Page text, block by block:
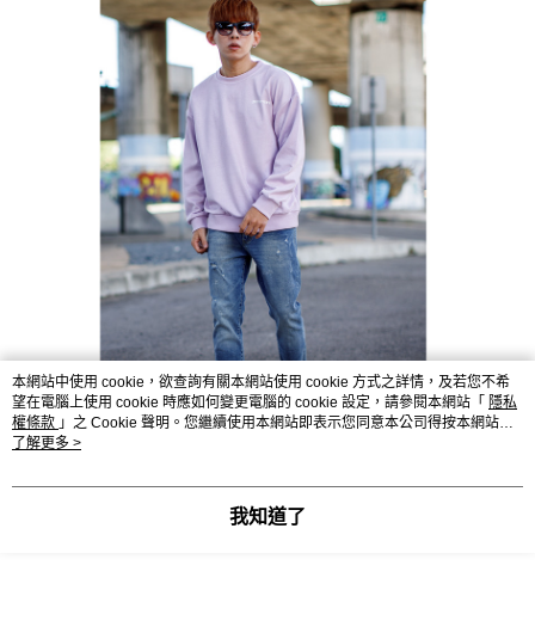
本網站中使用 cookie，欲查詢有關本網站使用 cookie 方式之詳情，及若您不希
望在電腦上使用 cookie 時應如何變更電腦的 cookie 設定，請參閱本網站「 隱私
權條款 」之 Cookie 聲明。您繼續使用本網站即表示您同意本公司得按本網站使
用條款之 Cookie 聲明使用 cookie。
了解更多 >
我知道了